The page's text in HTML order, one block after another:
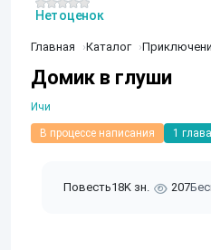
Главная Каталог
Домик в глуши
Ичи
В процессе написания 1 глава
Повесть18K зн. 207
Нет оценок